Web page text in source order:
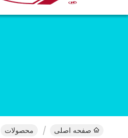
صفحه اصلی محصولات